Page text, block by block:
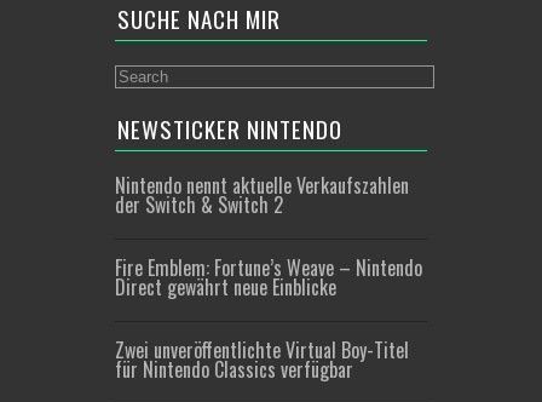
SUCHE NACH MIR
NEWSTICKER NINTENDO
Nintendo nennt aktuelle Verkaufszahlen
der Switch & Switch 2
Fire Emblem: Fortune’s Weave – Nintendo
Direct gewährt neue Einblicke
Zwei unveröffentlichte Virtual Boy-Titel
für Nintendo Classics verfügbar